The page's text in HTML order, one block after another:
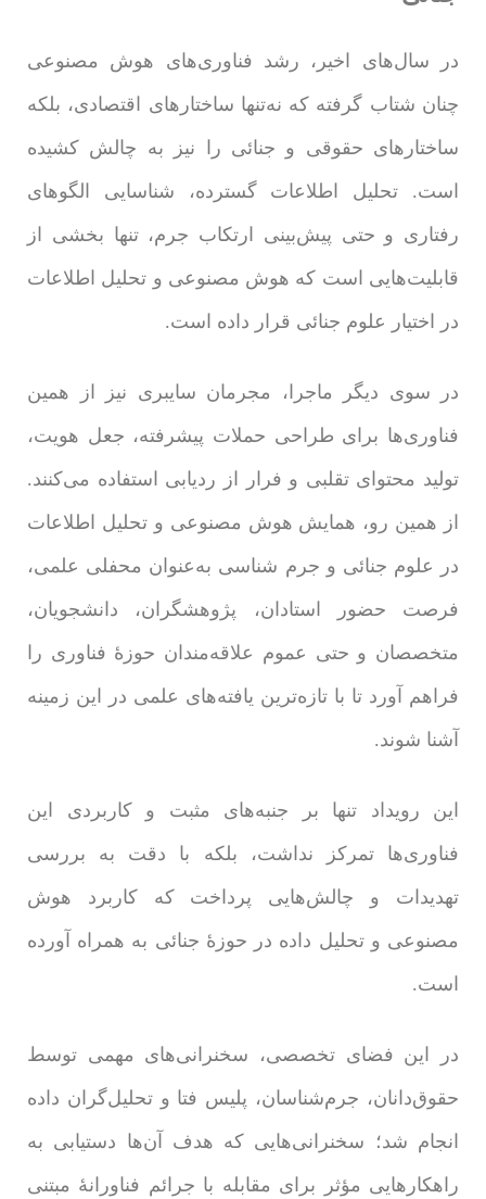
در سال‌های اخیر، رشد فناوری‌های هوش مصنوعی
چنان شتاب گرفته که نه‌تنها ساختارهای اقتصادی، بلکه
ساختارهای حقوقی و جنائی را نیز به چالش کشیده
است. تحلیل اطلاعات گسترده، شناسایی الگوهای
رفتاری و حتی پیش‌بینی ارتکاب جرم، تنها بخشی از
قابلیت‌هایی است که هوش مصنوعی و تحلیل اطلاعات
در اختیار علوم جنائی قرار داده است.
در سوی دیگر ماجرا، مجرمان سایبری نیز از همین
فناوری‌ها برای طراحی حملات پیشرفته، جعل هویت،
تولید محتوای تقلبی و فرار از ردیابی استفاده می‌کنند.
از همین رو، همایش هوش مصنوعی و تحلیل اطلاعات
در علوم جنائی و جرم شناسی به‌عنوان محفلی علمی،
فرصت حضور استادان، پژوهشگران، دانشجویان،
متخصصان و حتی عموم علاقه‌مندان حوزۀ فناوری را
فراهم آورد تا با تازه‌ترین یافته‌های علمی در این زمینه
آشنا شوند.
این رویداد تنها بر جنبه‌های مثبت و کاربردی این
فناوری‌ها تمرکز نداشت، بلکه با دقت به بررسی
تهدیدات و چالش‌هایی پرداخت که کاربرد هوش
مصنوعی و تحلیل داده در حوزۀ جنائی به همراه آورده
است.
در این فضای تخصصی، سخنرانی‌های مهمی توسط
حقوق‌دانان، جرم‌شناسان، پلیس فتا و تحلیل‌گران داده
انجام شد؛ سخنرانی‌هایی که هدف آن‌ها دستیابی به
راهکارهایی مؤثر برای مقابله با جرائم فناورانۀ مبتنی